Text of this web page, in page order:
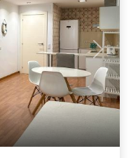
Next